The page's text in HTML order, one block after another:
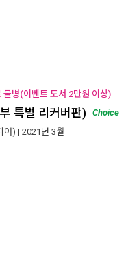
병(이벤트 도서 2만원 이상)
특별 리커버판)
Choice
어) | 2021년 3월